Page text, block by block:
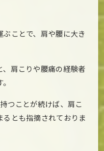
ことで、肩や腰に大き
肩こりや腰痛の経験者
つことが続けば、肩こ
とも指摘されておりま